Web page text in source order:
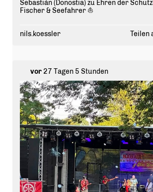
Sebastián (Donostia) zu Ehren der
Fischer & Seefahrer ⛵️
nils.koessler Teilen
vor27 Tagen 5 Stunden